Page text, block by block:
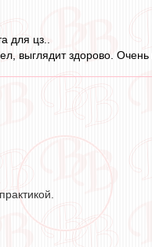
для цз..
выглядит здорово. Очень